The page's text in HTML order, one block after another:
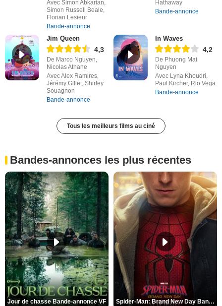
Avec Simon Abkarian,
Simon Russell Beale,
Florian Lesieur
Bande-annonce
Hathaway
Bande-annonce
Jim Queen
4,3
De Marco Nguyen,
Nicolas Athane
Avec Alex Ramires,
Jérémy Gillet, Shirley
Souagnon
Bande-annonce
In Waves
4,2
De Phuong Mai
Nguyen
Avec Lyna Khoudri,
Paul Kircher, Rio Vega
Bande-annonce
Tous les meilleurs films au ciné
Bandes-annonces les plus récentes
Jour de chasse Bande-annonce VF Spider-Man: Brand New Day Bande-annonce (3) VO STFR